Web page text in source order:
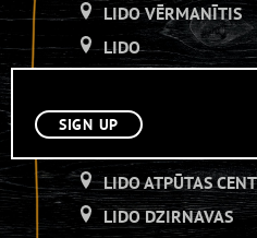
LIDO VĒRMANĪTIS
LIDO
LIDO VĒRMANĪTIS
LIDO ATPŪTAS
LIDO DZIRNAVAS
SIGN UP